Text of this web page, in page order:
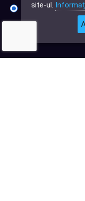
Sunt interesat
site-ul.